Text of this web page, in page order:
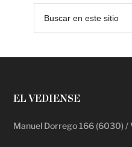
EL VEDIENSE
Manuel Dorrego 166 (6030) /